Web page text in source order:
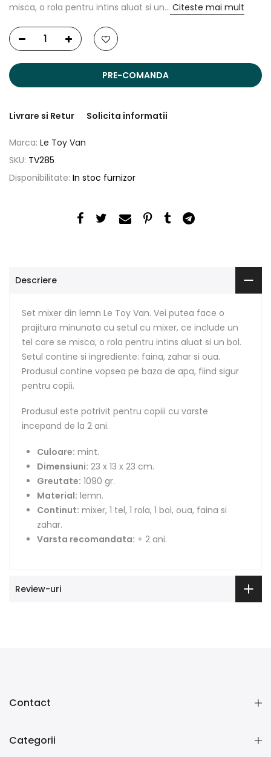
misca, o rola pentru intins aluat si un... Citeste mai mult
PRE-COMANDA
Livrare si Retur Solicita informatii
Marca: Le Toy Van
SKU: TV285
Disponibilitate: In stoc furnizor
Descriere
Set mixer din lemn Le Toy Van. Vei putea face o
prajitura minunata cu setul cu mixer, ce include un
tel care se misca, o rola pentru intins aluat si un bol.
Setul contine si ingrediente: faina, zahar si oua.
Produsul contine vopsea pe baza de apa, fiind sigur
pentru copii.
Produsul este potrivit pentru copiii cu varste
incepand de la 2 ani.
Culoare: mint.
Dimensiuni: 23 x 13 x 23 cm.
Greutate: 1090 gr.
Material: lemn.
Continut: mixer, 1 tel, 1 rola, 1 bol, oua, faina si
zahar.
Varsta recomandata: + 2 ani.
Review-uri
Contact
Categorii